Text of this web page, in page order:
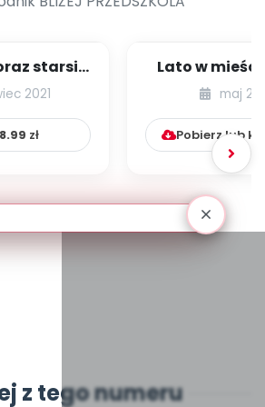
starsi -
2021
8.99 zł
Lato w
dzieci
numer
maj
Pobierz lub
z tego numeru